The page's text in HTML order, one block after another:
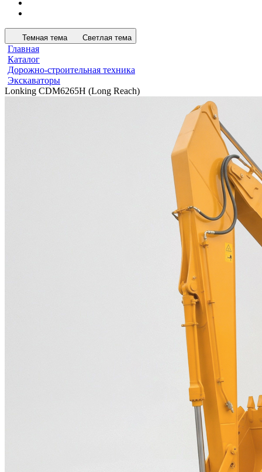
Темная тема Светлая тема
Главная
Каталог
Дорожно-строительная техника
Экскаваторы
Lonking CDM6265H (Long Reach)